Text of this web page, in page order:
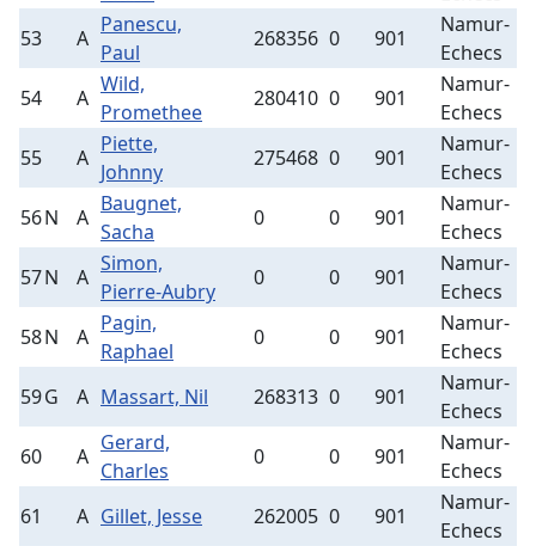
53 A
Panescu,
Paul
268356 0 901
Namur-
Echecs
54 A
Wild,
Promethee
280410 0 901
Namur-
Echecs
55 A
Piette,
Johnny
275468 0 901
Namur-
Echecs
56N A
Baugnet,
Sacha
0 0 901
Namur-
Echecs
57N A
Simon,
Pierre-Aubry
0 0 901
Namur-
Echecs
58N A
Pagin,
Raphael
0 0 901
Namur-
Echecs
59G A Massart, Nil 268313 0 901
Namur-
Echecs
60 A
Gerard,
Charles
0 0 901
Namur-
Echecs
61 A Gillet, Jesse 262005 0 901
Namur-
Echecs